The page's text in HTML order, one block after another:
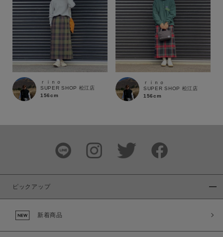
ｒｉｎｏ
SUPER SHOP 松江店
156cm
ｒｉｎｏ
SUPER SHOP 松江店
156cm
ピックアップ
新着商品